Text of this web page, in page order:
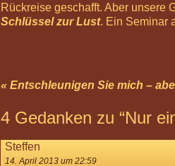
Rückreise geschafft. Aber unsere
Schlüssel zur Lust. Ein Seminar
« Entschleunigen Sie mich –
4 Gedanken zu “Nur
Steffen
14. April 2013 um 22:59